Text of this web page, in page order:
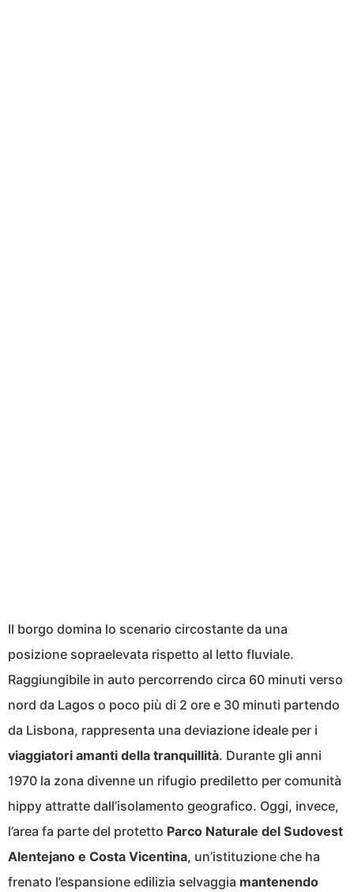
Il borgo domina lo scenario circostante da una
posizione sopraelevata rispetto al letto fluviale.
Raggiungibile in auto percorrendo circa 60 minuti verso
nord da Lagos o poco più di 2 ore e 30 minuti partendo
da Lisbona, rappresenta una deviazione ideale per i
viaggiatori amanti della tranquillità. Durante gli anni
1970 la zona divenne un rifugio prediletto per comunità
hippy attratte dall’isolamento geografico. Oggi, invece,
l’area fa parte del protetto Parco Naturale del Sudovest
Alentejano e Costa Vicentina, un’istituzione che ha
frenato l’espansione edilizia selvaggia mantenendo